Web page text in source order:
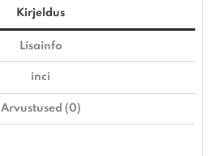
Kirjeldus
Lisainfo
inci
Arvustused (0)